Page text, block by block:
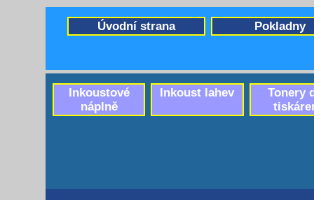
Pokladny
Úvodní strana
Tonery
Inkoust lahev
Inkoustové
náplně